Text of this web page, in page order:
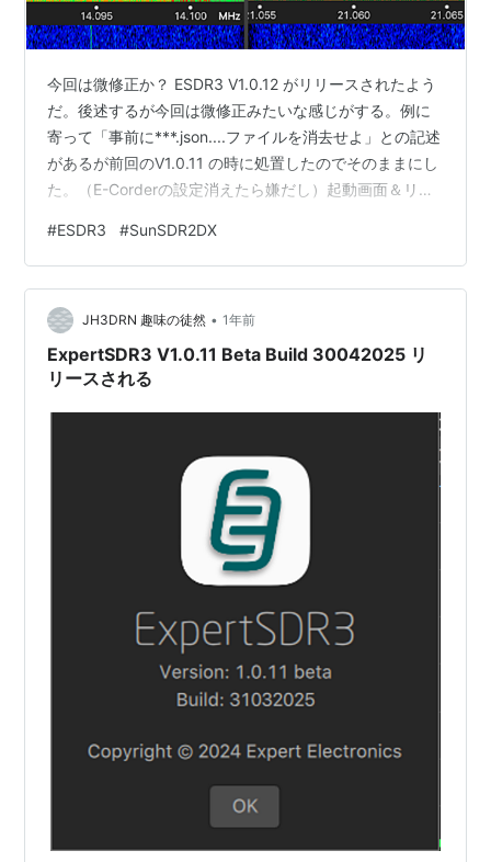
今回は微修正か？ ESDR3 V1.0.12 がリリースされたよう
だ。後述するが今回は微修正みたいな感じがする。例に
寄って「事前に***.json....ファイルを消去せよ」との記述
があるが前回のV1.0.11 の時に処置したのでそのままにし
た。（E-Corderの設定消えたら嫌だし）起動画面＆リリ
どうも、キーボードにショートカットを設定する機能に
関する事らしいが、、、 --------- ここからリリースノー
ト ------------ 新しいベータ版ソフトウェアを起動する前
に、設定ファイルを削除することをお勧めする： .jso…
#ESDR3 #SunSDR2DX
JH3DRN 趣味の徒然 • 1年前
ExpertSDR3 V1.0.11 Beta Build 30042025 リ
リースされる